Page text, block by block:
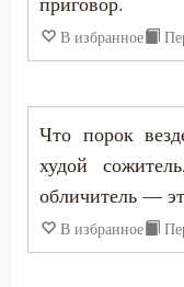
Зло
Искушение
Исправление
Истина
Киприан
Кирилл
Кирилл
Климент Римский
Лев Великий
Лев Оптинский
В избранное
Что порок
худой
обличитель —
В избранное